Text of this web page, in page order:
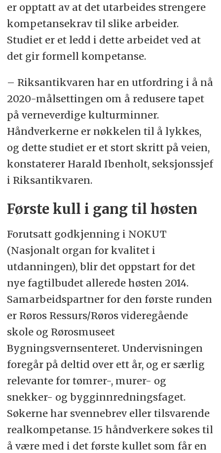
er opptatt av at det utarbeides strengere
kompetansekrav til slike arbeider.
Studiet er et ledd i dette arbeidet ved at
det gir formell kompetanse.
– Riksantikvaren har en utfordring i å nå
2020-målsettingen om å redusere tapet
på verneverdige kulturminner.
Håndverkerne er nøkkelen til å lykkes,
og dette studiet er et stort skritt på veien,
konstaterer Harald Ibenholt, seksjonssjef
i Riksantikvaren.
Første kull i gang til høsten
Forutsatt godkjenning i NOKUT
(Nasjonalt organ for kvalitet i
utdanningen), blir det oppstart for det
nye fagtilbudet allerede høsten 2014.
Samarbeidspartner for den første runden
er Røros Ressurs/Røros videregående
skole og Rørosmuseet
Bygningsvernsenteret. Undervisningen
foregår på deltid over ett år, og er særlig
relevante for tømrer-, murer- og
snekker- og bygginnredningsfaget.
Søkerne har svennebrev eller tilsvarende
realkompetanse. 15 håndverkere søkes til
å være med i det første kullet som får en